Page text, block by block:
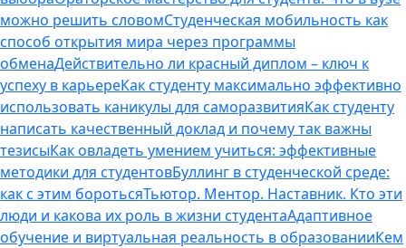
можно решить словомСтуденческая мобильность как
способ открытия мира через программы
обменаДействительно ли красный диплом – ключ к
успеху в карьереКак студенту максимально эффективно
использовать каникулы для саморазвитияКак студенту
написать качественный доклад и почему так важны
тезисыКак овладеть умением учиться: эффективные
методики для студентовБуллинг в студенческой среде:
как с этим боротьсяТьютор. Ментор. Наставник. Кто эти
люди и какова их роль в жизни студентаАдаптивное
обучение и виртуальная реальность в образованииКем